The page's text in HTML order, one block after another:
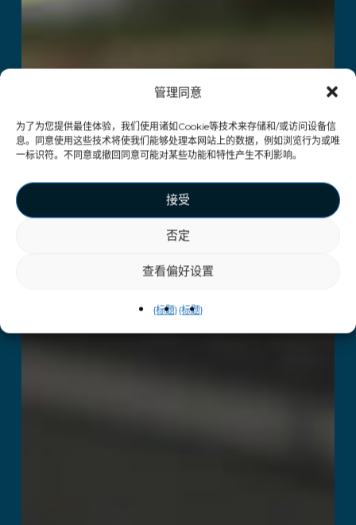
管理同意
为了为您提供最佳体验，我们使用诸如Cookie等技术来存储和/或访问设备信
息。同意使用这些技术将使我们能够处理本网站上的数据，例如浏览行为或唯
一标识符。不同意或撤回同意可能对某些功能和特性产生不利影响。
接受
否定
查看偏好设置
{标题}{标题}